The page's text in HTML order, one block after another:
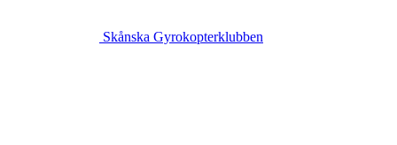
Skånska Gyrokopterklubben